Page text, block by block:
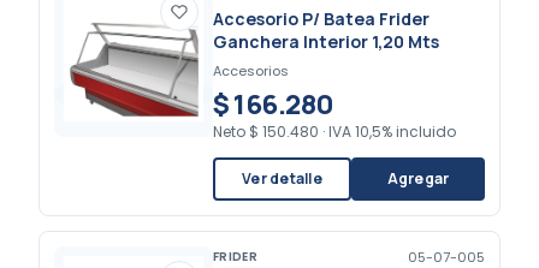
Accesorio P/ Batea Frider
Ganchera Interior 1,20 Mts
Accesorios
$ 166.280
Neto $ 150.480 · IVA 10,5% incluido
Ver detalle Agregar
FRIDER 05-07-005